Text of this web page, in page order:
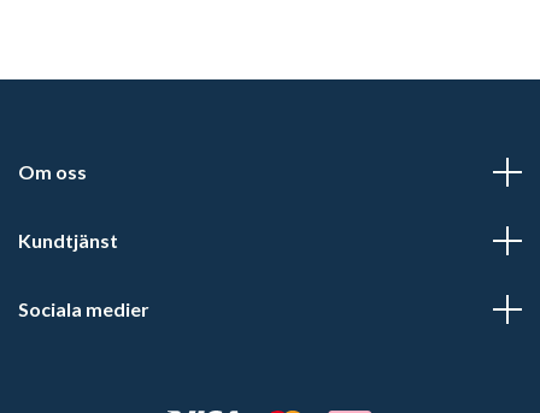
Om oss
Kundtjänst
Sociala medier